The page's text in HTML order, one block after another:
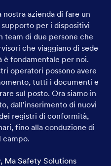
azienda di fare un
per i dispositivi
team di due persone che
che viaggiano di sede
è fondamentale per noi.
operatori possono avere
tutti i documenti e
sul posto. Ora siamo in
dall'inserimento di nuovi
registri di conformità,
fino alla conduzione di
campo.
, Ma Safety Solutions